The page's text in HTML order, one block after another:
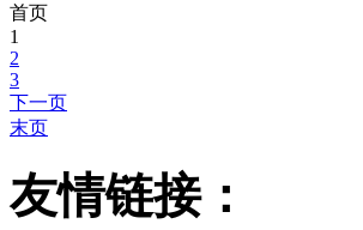
首页
1
2
3
下一页
末页
友情链接：